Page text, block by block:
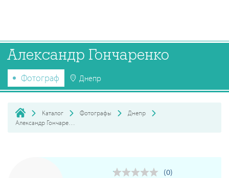
Александр Гончаренко
Фотограф Днепр
Каталог Фотографы
Днепр
(0)